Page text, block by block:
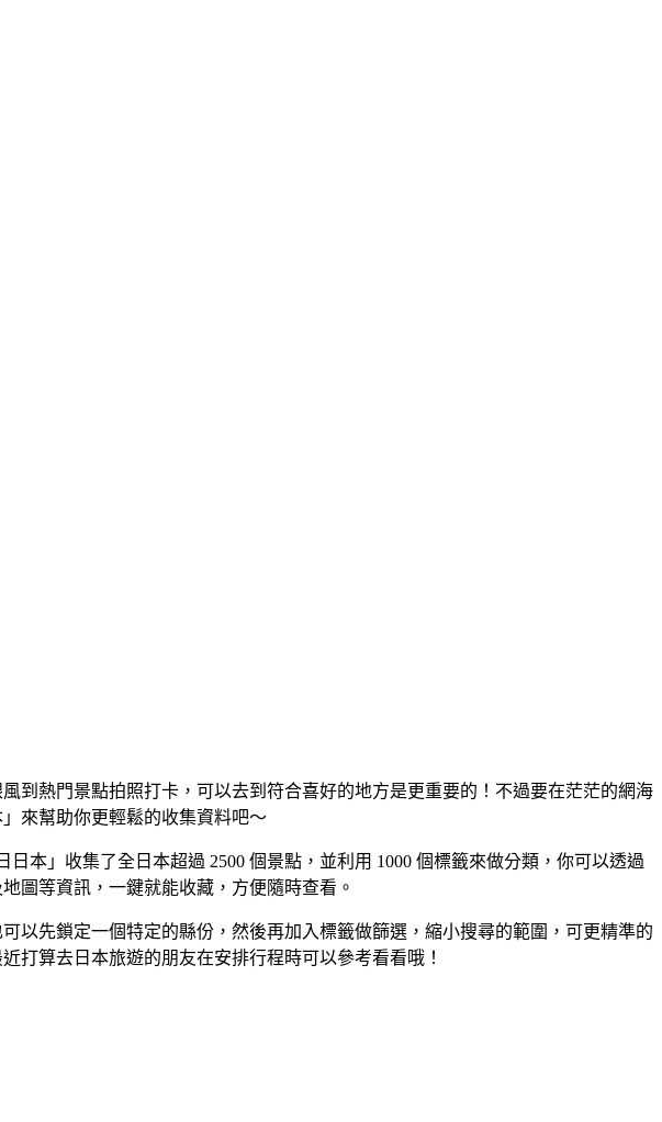
到熱門景點拍照打卡，可以去到符合喜好的地方是更重要的！不過要在茫茫的網海
來幫助你更輕鬆的收集資料吧～
本」收集了全日本超過 2500 個景點，並利用 1000 個標籤來做分類，你可以透過
圖等資訊，一鍵就能收藏，方便隨時查看。
以先鎖定一個特定的縣份，然後再加入標籤做篩選，縮小搜尋的範圍，可更精準的
打算去日本旅遊的朋友在安排行程時可以參考看看哦！